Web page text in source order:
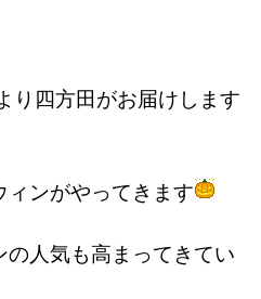
り四方田がお届けします
ンがやってきます
人気も高まってきてい